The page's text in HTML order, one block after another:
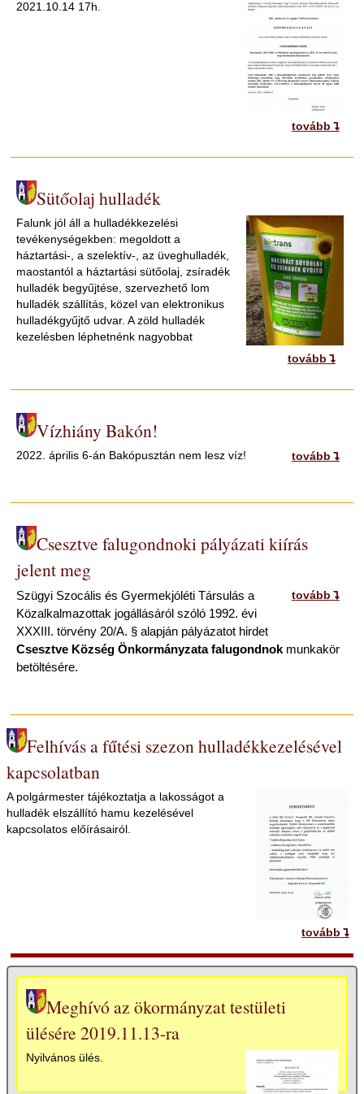
tovább
2021.10.14 17h.
Sütőolaj hulladék
tovább
Falunk jól áll a hulladékkezelési
tevékenységekben: megoldott a
háztartási-, a szelektív-, az üveghulladék,
maostantól a háztartási sütőolaj, zsíradék
hulladék begyűjtése, szervezhető lom
hulladék szállítás, közel van elektronikus
hulladékgyűjtő udvar. A zöld hulladék
kezelésben léphetnénk nagyobbat
Vízhiány Bakón!
tovább
2022. április 6-án Bakópusztán nem lesz víz!
Csesztve falugondnoki pályázati kiírás
jelent meg
tovább
Szügyi Szocális és Gyermekjóléti Társulás a
Közalkalmazottak jogállásáról szóló 1992. évi
XXXIII. törvény 20/A. § alapján pályázatot hirdet
Csesztve Község Önkormányzata falugondnokmunkakör
betöltésére.
Felhívás a fűtési szezon hulladékkezelésével
kapcsolatban
tovább
A polgármester tájékoztatja a lakosságot a
hulladék elszállító hamu kezelésével
kapcsolatos előírásairól.
Meghívó az ökormányzat testületi
ülésére 2019.11.13-ra
Nyilvános ülés.